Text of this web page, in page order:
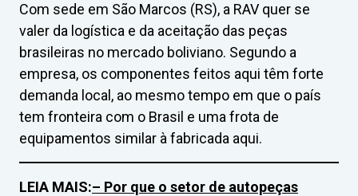
Com sede em São Marcos (RS), a RAV quer se
valer da logística e da aceitação das peças
brasileiras no mercado boliviano. Segundo a
empresa, os componentes feitos aqui têm forte
demanda local, ao mesmo tempo em que o país
tem fronteira com o Brasil e uma frota de
equipamentos similar à fabricada aqui.
LEIA MAIS:– Por que o setor de autopeças